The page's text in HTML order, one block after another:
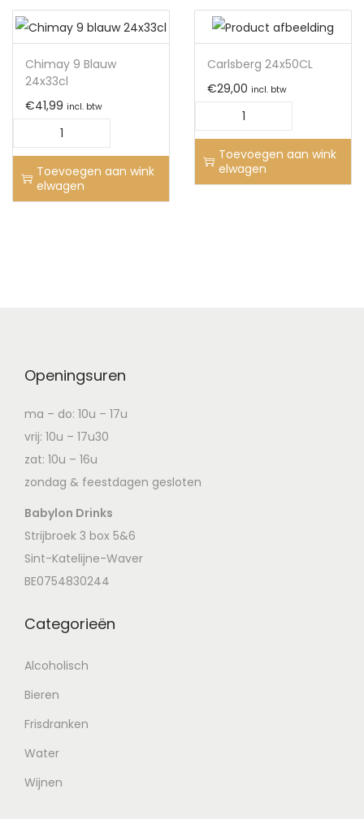
Chimay 9 Blauw
24x33cl
€41,99 incl. btw
Toevoegen aan wink
elwagen
Carlsberg 24x50CL
€29,00 incl. btw
Toevoegen aan wink
elwagen
Openingsuren
ma – do: 10u – 17u
vrij: 10u – 17u30
zat: 10u – 16u
zondag & feestdagen gesloten
Babylon Drinks
Strijbroek 3 box 5&6
Sint-Katelijne-Waver
BE0754830244
Categorieën
Alcoholisch
Bieren
Frisdranken
Water
Wijnen